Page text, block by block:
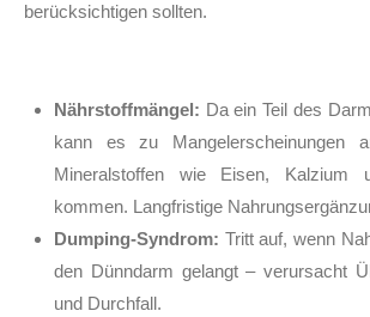
berücksichtigen sollten.
Nährstoffmängel: Da ein Teil des
kann es zu Mangelerscheinungen
Mineralstoffen wie Eisen, Kalzium
kommen. Langfristige
Dumping-Syndrom: Tritt auf, wenn
den Dünndarm gelangt – verursacht
und Durchfall.